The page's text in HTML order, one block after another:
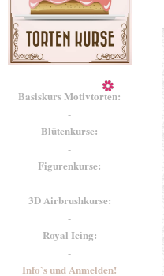
Basiskurs Motivtorten:
-
Blütenkurse:
-
Figurenkurse:
-
3D Airbrushkurse:
-
Royal Icing:
-
Info`s und Anmelden!